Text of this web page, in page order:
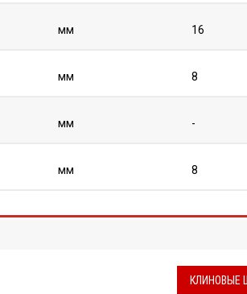
мм 16
мм 8
мм -
мм 8
КЛИНОВЫЕ